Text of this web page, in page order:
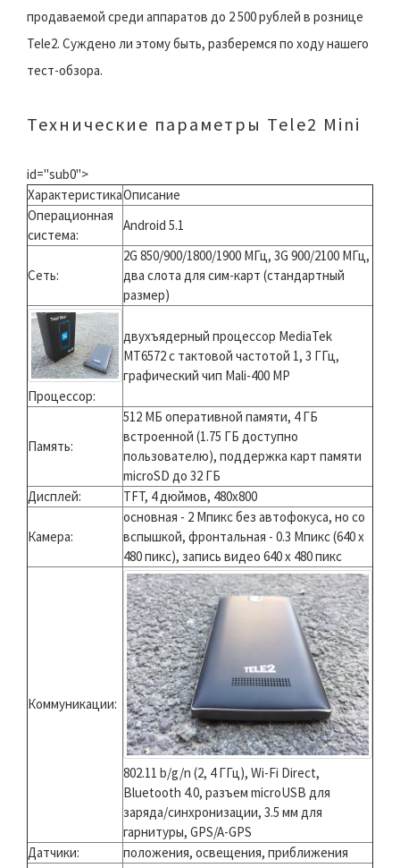
продаваемой среди аппаратов до 2 500 рублей в рознице
Tele2. Суждено ли этому быть, разберемся по ходу нашего
тест-обзора.
Технические параметры Tele2 Mini
id="sub0">
ХарактеристикаОписание
Операционная
система:
Android 5.1​
Сеть:
2G 850/900/1800/1900 МГц, 3G 900/2100 МГц,
два слота для сим-карт (стандартный
размер)​
Процессор:
двухъядерный процессор MediaTek
MT6572 с тактовой частотой 1, 3 ГГц,
графический чип Mali-400 MP
Память:
512 МБ оперативной памяти, 4 ГБ
встроенной (1.75 ГБ доступно
пользователю), поддержка карт памяти
microSD до 32 ГБ​
Дисплей:
TFT, 4 дюймов, 480x800​
Камера:
основная - 2 Мпикс без автофокуса, но со
вспышкой, фронтальная - 0.3 Мпикс (640 x
480 пикс), запись видео 640 х 480 пикс​
Коммуникации:
802.11 b/g/n (2, 4 ГГц), Wi-Fi Direct,
Bluetooth 4.0, разъем microUSB для
заряда/синхронизации, 3.5 мм для
гарнитуры, GPS/A-GPS​
Датчики:
положения, освещения, приближения​